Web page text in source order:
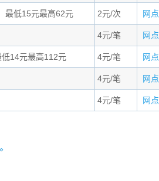
最低15元最高62元 2元/次 网点
4元/笔 网点
14元最高112元 4元/笔 网点
4元/笔 网点
4元/笔 网点